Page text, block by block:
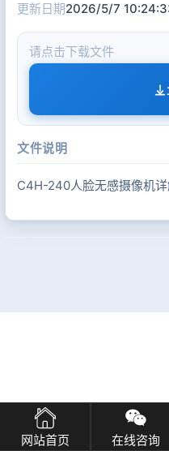
网站首页 在线咨询
更新日期2026/5/7
请点击下载文件
文件说明
C4H-240人脸无感摄像机